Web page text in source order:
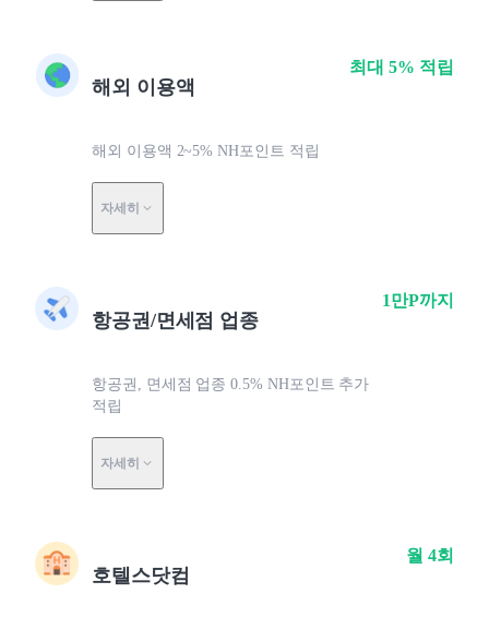
해외 이용액
해외 이용액 2~5% NH포인트 적립
자세히
최대 5% 적립
항공권/면세점 업종
항공권, 면세점 업종 0.5% NH포인트 추가
적립
자세히
1만P까지
호텔스닷컴
월 4회